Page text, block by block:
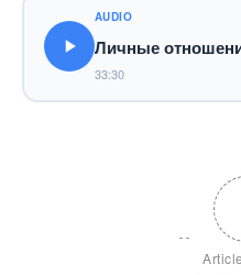
AUDIO
Личные
33:30